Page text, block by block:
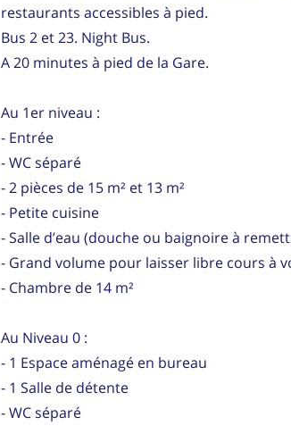
restaurants accessibles à pied.
Bus 2 et 23. Night Bus.
A 20 minutes à pied de la Gare.
Au 1er niveau :
- Entrée
- WC séparé
- 2 pièces de 15 m² et 13 m²
- Petite cuisine
- Salle d’eau (douche ou baignoire à
- Grand volume pour laisser libre cours à
- Chambre de 14 m²
Au Niveau 0 :
- 1 Espace aménagé en bureau
- 1 Salle de détente
- WC séparé